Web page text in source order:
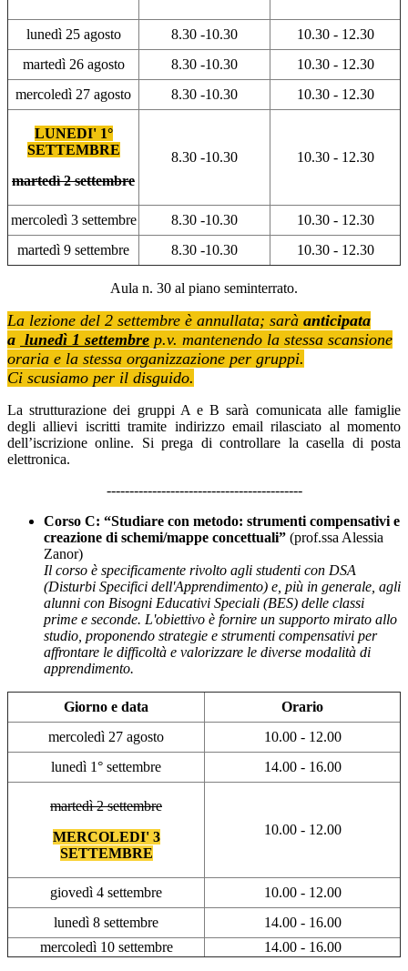
lunedì 25 agosto 8.30 -10.30
10.30 - 12.30
martedì 26 agosto
8.30 -10.30
10.30 - 12.30
mercoledì 27 agosto
8.30 -10.30 10.30 - 12.30
LUNEDI' 1°
SETTEMBRE
martedì 2 settembre
8.30 -10.30 10.30 - 12.30
mercoledì 3 settembre 8.30 -10.30
10.30 - 12.30
martedì 9 settembre
8.30 -10.30 10.30 - 12.30
Aula n. 30 al piano seminterrato.
La lezione del 2 settembre è annullata; sarà anticipata
a lunedì 1 settembre p.v. mantenendo la stessa scansione
oraria e la stessa organizzazione per gruppi.
Ci scusiamo per il disguido.
La strutturazione dei gruppi A e B sarà comunicata alle famiglie
degli allievi iscritti tramite indirizzo email rilasciato al momento
dell’iscrizione online. Si prega di controllare la casella di posta
elettronica.
-------------------------------------------
Corso C: “Studiare con metodo: strumenti compensativi e
creazione di schemi/mappe concettuali” (prof.ssa Alessia
Zanor)
Il corso è specificamente rivolto agli studenti con DSA
(Disturbi Specifici dell'Apprendimento) e, più in generale, agli
alunni con Bisogni Educativi Speciali (BES) delle classi
prime e seconde. L'obiettivo è fornire un supporto mirato allo
studio, proponendo strategie e strumenti compensativi per
affrontare le difficoltà e valorizzare le diverse modalità di
apprendimento.
Giorno e data
Orario
mercoledì 27 agosto
10.00 - 12.00
lunedì 1° settembre
14.00 - 16.00
martedì 2 settembre
MERCOLEDI' 3
SETTEMBRE
10.00 - 12.00
giovedì 4 settembre
10.00 - 12.00
lunedì 8 settembre
14.00 - 16.00
mercoledì 10 settembre
14.00 - 16.00